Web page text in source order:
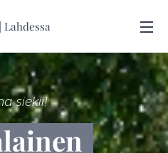
Lahdessa
siekii!